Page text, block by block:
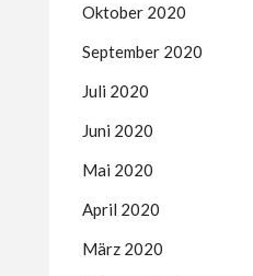
Oktober 2020
September 2020
Juli 2020
Juni 2020
Mai 2020
April 2020
März 2020